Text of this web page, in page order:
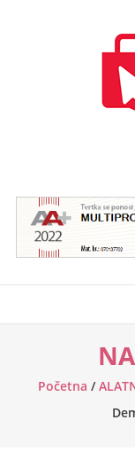
trgovina
alata
Početna /